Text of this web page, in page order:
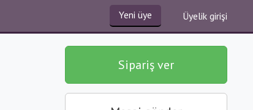
Yeni üye Üyelik girişi
Sipariş ver